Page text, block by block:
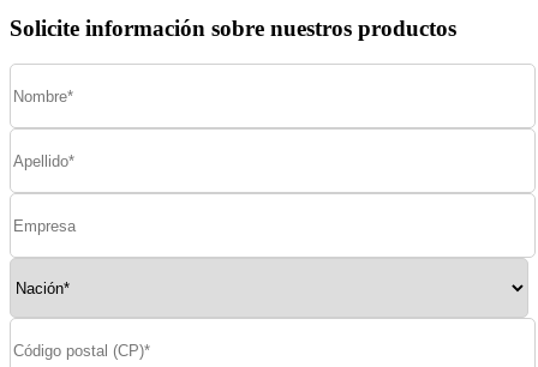
Solicite información sobre nuestros productos